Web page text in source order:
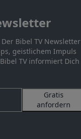
Bibel TV Newsletter
geistlichem Impuls
TV informiert Dich
Gratis
anfordern